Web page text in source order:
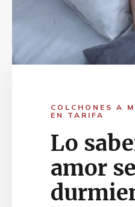
COLCHONES A
EN TARIFA
Lo
amor